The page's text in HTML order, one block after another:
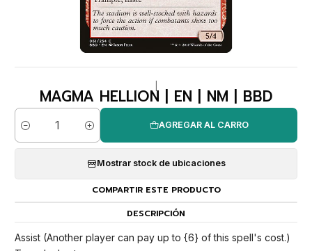
MAGMA HELLION | EN | NM | BBD
Cantidad
AGREGAR AL CARRO
Mostrar stock de ubicaciones
COMPARTIR ESTE PRODUCTO
DESCRIPCIÓN
Assist (Another player can pay up to {6} of this spell's cost.)